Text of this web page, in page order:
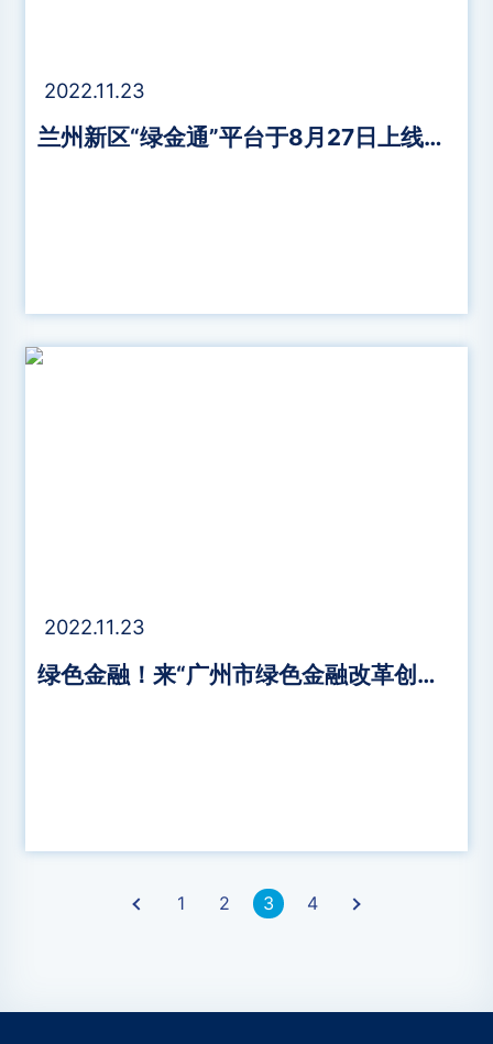
2022.11.23
兰州新区“绿金通”平台于8月27日上线试运行
2022.11.23
绿色金融！来“广州市绿色金融改革创新试验融资对接系统”
1 2 3 4